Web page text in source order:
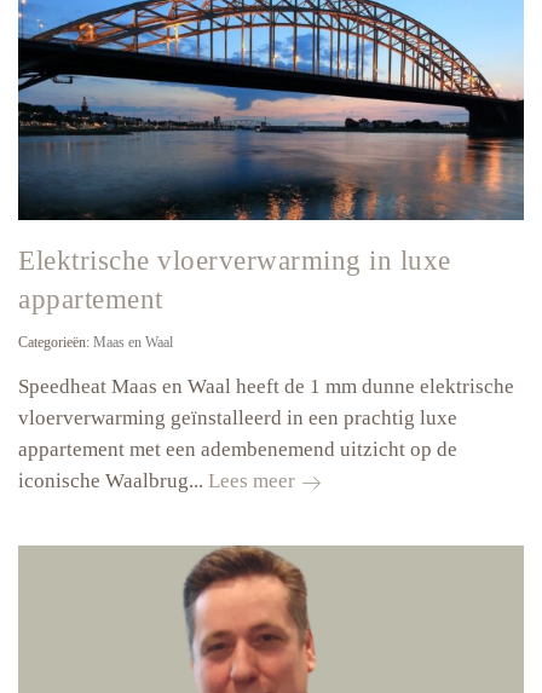
klimaatspecial
Financieel
Dagblad
Elektrische vloerverwarming in luxe
appartement
Categorieën: Maas en Waal
Speedheat Maas en Waal heeft de 1 mm dunne elektrische
vloerverwarming geïnstalleerd in een prachtig luxe
appartement met een adembenemend uitzicht op de
iconische Waalbrug... Lees meerElektrische
in
luxe
appartement